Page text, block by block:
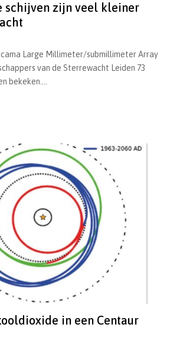
schijven zijn veel kleiner
Large Millimeter/submillimeter Array
van de Sterrewacht Leiden 73
bekeken....
in een Centaur